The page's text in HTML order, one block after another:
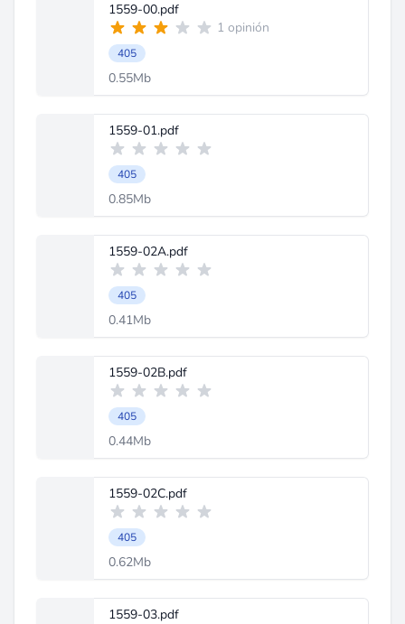
1559-00.pdf
1 opinión
405
0.55Mb
1559-01.pdf
405
0.85Mb
1559-02A.pdf
405
0.41Mb
1559-02B.pdf
405
0.44Mb
1559-02C.pdf
405
0.62Mb
1559-03.pdf